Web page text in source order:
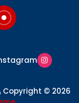
Copyright © 2026 وكـالـة انـبـاء الـعـراقـيـة | Powered by